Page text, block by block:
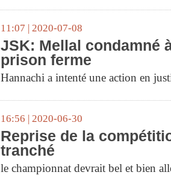
11:07 | 2020-07-08
JSK: Mellal condamné
prison ferme
Hannachi a intenté une action en
16:56 | 2020-06-30
Reprise de la
tranché
le championnat devrait bel et bien